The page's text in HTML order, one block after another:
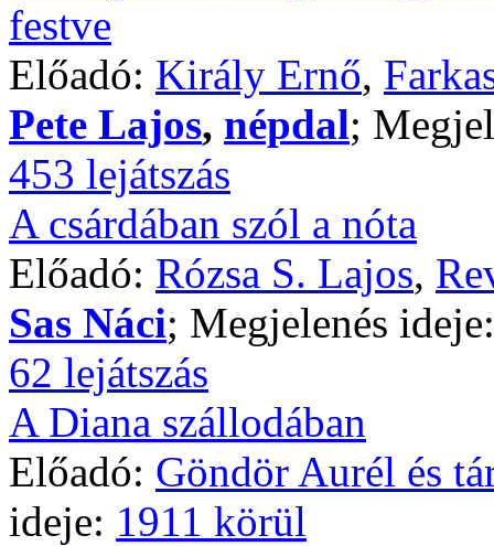
festve
Előadó: Király Ernő,
Pete Lajos, népdal;
453 lejátszás
A csárdában szól a nóta
Előadó: Rózsa S. Lajos,
Sas Náci; Megjelenés
62 lejátszás
A Diana szállodában
Előadó: Göndör Aurél és
ideje: 1911 körül